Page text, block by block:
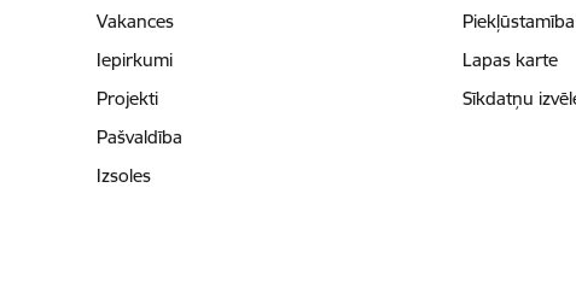
Vakances
Iepirkumi
Projekti
Pašvaldība
Izsoles
Piekļūstamība
Lapas karte
Sīkdatņu